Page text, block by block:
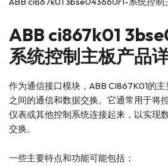
ABB ci867k01
系统控制主板产品
作为通信接口模块，ABB CI867K01的
之间的通信和数据交换。它通常用于将
仪表或其他控制系统连接起来，以实现
交换。
一些主要特点和功能可能包括：